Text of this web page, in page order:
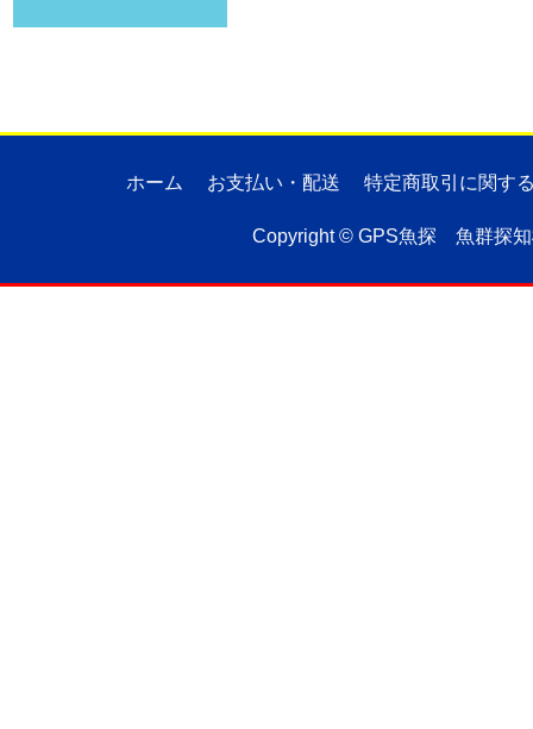
ホーム お支払い・配送 特定商取引に関す
Copyright © GPS魚探 魚群探